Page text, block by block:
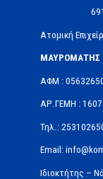
69100
Ατομική
ΜΑΥΡΟΜΑΤΗΣ
ΑΦΜ :
ΑΡ.ΓΕΜΗ :
Τηλ.:
Email:
Ιδιοκτήτης –